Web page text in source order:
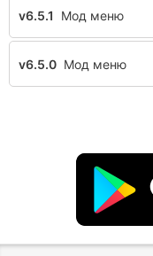
v6.5.1 Мод меню
v6.5.0 Мод меню